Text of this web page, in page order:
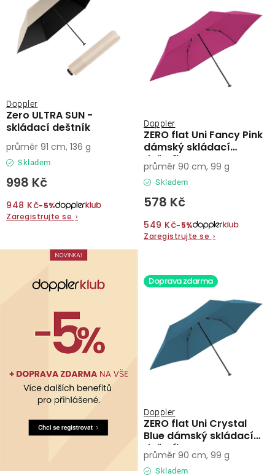
Zero ULTRA SUN -
skládací deštník
Doppler
Skladem
998 Kč
948 Kč−5%
Zaregistrujte se ›
průměr 91 cm, 136 g
ZERO flat Uni Fancy Pink
dámský skládací
deštník
Doppler
Skladem
578 Kč
549 Kč−5%
Zaregistrujte se ›
průměr 90 cm, 99 g
Doprava zdarma
ZERO flat Uni Crystal
Blue dámský skládací
deštník
Doppler
Skladem
průměr 90 cm, 99 g